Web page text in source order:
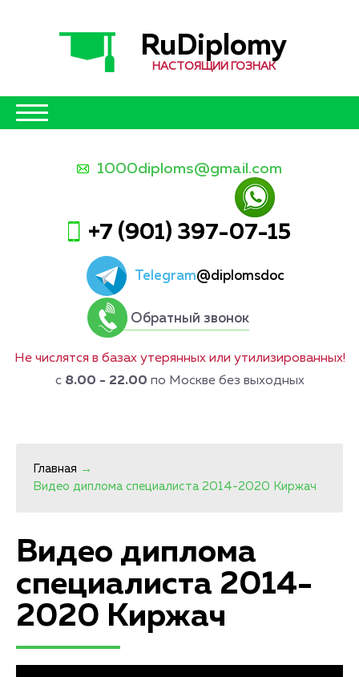
RuDiplomy
НАСТОЯЩИЙ ГОЗНАК
1000diploms@gmail.com
+7 (901) 397-07-15
Telegram@diplomsdoc
Обратный звонок
Не числятся в базах утерянных или утилизированных!
с 8.00 - 22.00 по Москве без выходных
Главная →
Видео диплома специалиста 2014-2020 Киржач
Видео диплома
специалиста 2014-
2020 Киржач